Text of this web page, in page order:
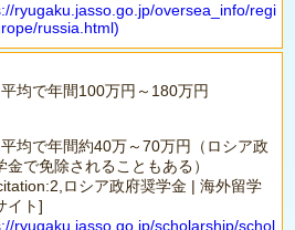
ryugaku.jasso.go.jp/oversea_info/regi
russia.html)
均で年間100万円～180万円
均で年間約40万～70万円（ロシア政
金で免除されることもある）
ロシア政府奨学金 | 海外留学
イト]
ryugaku.jasso.go.jp/scholarship/schol